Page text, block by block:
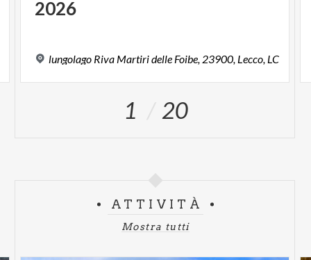
2026
lungolago Riva Martiridelle Foibe, 23900, Lecco, LC
1 20
ATTIVITÀ
Mostra tutti